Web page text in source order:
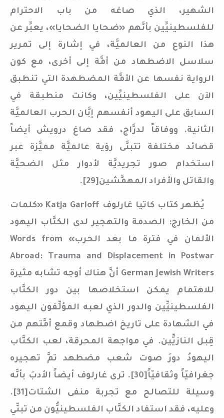
الشهير، الذي صاغه من باب الاحترام
للفلسطينيِّين بأنَّهم «ضحايا الضحايا»، يعبِّر عن
هذا النوع من العالميَّة، في إشارة إلى تمرير
سلاسل الاضطهاد من أمَّة إلى أخرى، مع كون
الرواية نفسها عن الأمَّة المضطهدة التي تنطبق
الآن على الفلسطينيِّين، وكانت منطبقة في
السابق على اليهود أنفسهم إبَّان الحرب العالميَّة
الثانية. ووفاقاً لدرَّاج، فقد صاغ درويش أيضاً
قصائد مختلفة تتبنَّى رؤية عالميَّة مميَّزة عبر
استخدام صور تجريديَّة لأدوار مثل الضحيَّة
والقاتل والأفراد المهمَّشين[29].
يُظهر كتاب كاتيا غارلوف Katja Garloff «كلمات
من الخارج: الصدمة والتهجير لدى الكتَّاب اليهود
الألمان في فترة ما بعد الحرب» Words from
Abroad: Trauma and Displacement in Postwar
German Jewish Writers أنَّ هناك أوجه تشابه مثيرة
للاهتمام يمكن استخلاصها بين دور الكتَّاب
الفلسطينيِّين والدور الذي لعبه المؤلِّفون اليهود
في الشهادة على تاريخ اضطهاد وقمع أمَّتهم من
قِبل النازيٍّين. في مواجهة المحرقة، لعب الكتَّاب
اليهودُ دورَ صوت شعب مضطهد تمَّ تهجيره
جغرافيّاً وثقافيّاً[30]. ترى غارلوف أيضاً الأدبَ بأنَّه
وسيلة للتصالح مع تجربة منفى الشتات[31].
وعليه، فقد استفاد الكتَّاب الفلسطينيُّون من تبنِّي